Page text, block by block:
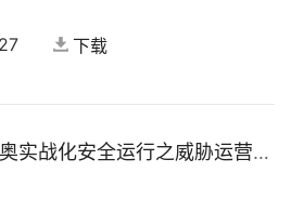
下载
中国服务-冬奥实战化安全运行之威胁运营服务